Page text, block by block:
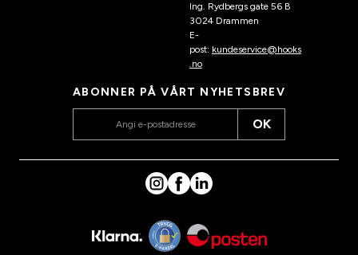
Ing. Rydbergs gate 56 B
3024 Drammen
E-
post: kundeservice@hooks
.no
ABONNER PÅ VÅRT NYHETSBREV
OK